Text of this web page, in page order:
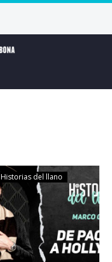
Historias del llano